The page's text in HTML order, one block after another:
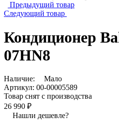
Предыдущий товар
Следующий товар
Кондиционер
07HN8
Наличие:
Мало
Артикул: 00-00005589
Товар снят с производства
26 990 ₽
Нашли дешевле?